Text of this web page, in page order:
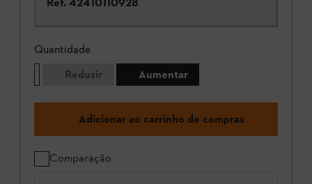
Quantidade
Reduzir
Aumentar
Adicionar ao carrinho de compras
Comparação